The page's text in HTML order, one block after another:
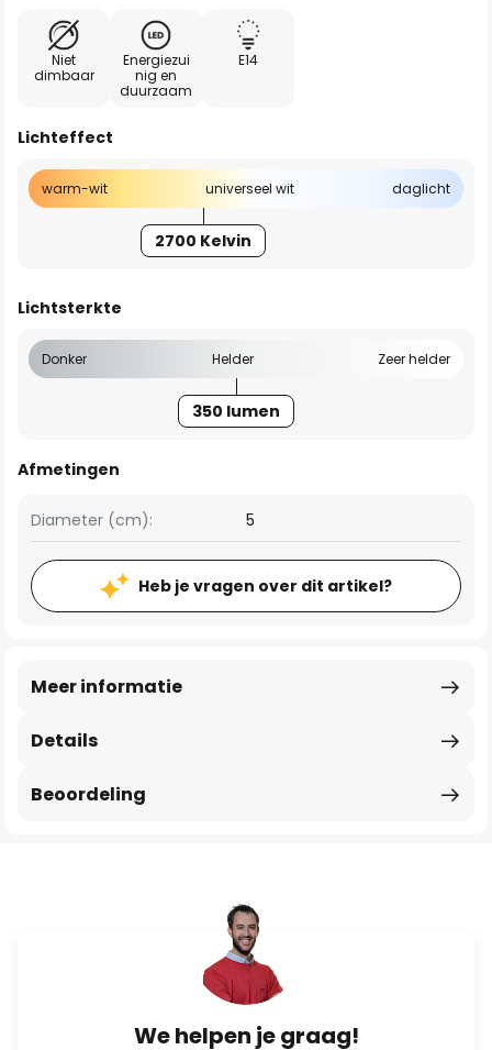
Niet
dimbaar
Energiezui
nig en
duurzaam
E14
Lichteffect
warm-wit universeel wit daglicht
2700 Kelvin
Lichtsterkte
Donker Helder Zeer helder
350 lumen
Afmetingen
Diameter (cm): 5
Heb je vragen over dit artikel?
Details
Meer informatie
Beoordeling
We helpen je graag!